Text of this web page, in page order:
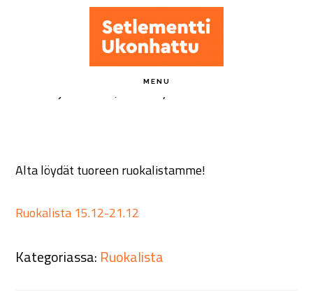
MENU
Ruokalista 15.12-21.12
14 joulukuun, 2025by
Alta löydät tuoreen ruokalistamme!
Ruokalista 15.12-21.12
Kategoriassa: Ruokalista